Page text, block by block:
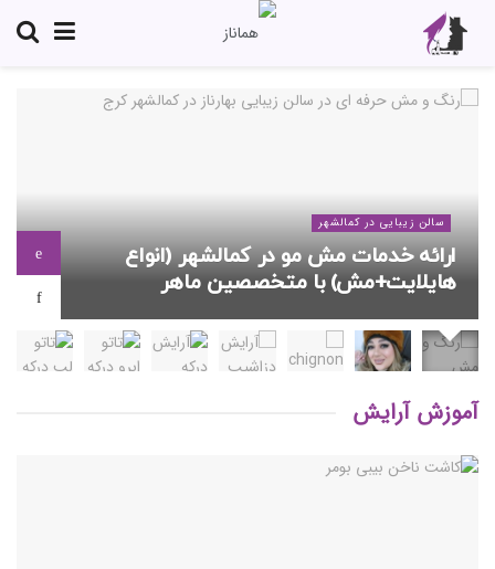
سالن زیبایی در کمالشهر
ارائه خدمات مش مو در کمالشهر (انواع
هایلایت+مش) با متخصصین ماهر
آموزش آرایش